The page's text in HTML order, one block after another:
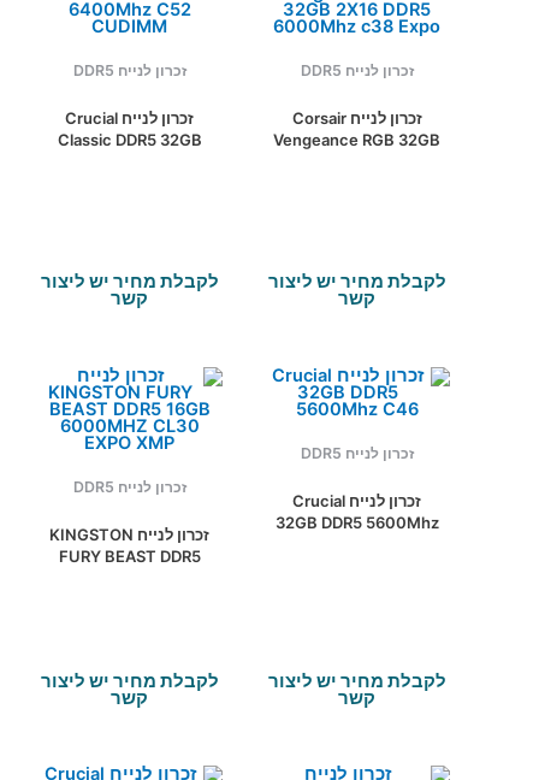
זכרון לנייח DDR5
זכרון לנייח Corsair
Vengeance RGB 32GB
לקבלת מחיר יש ליצור
קשר
זכרון לנייח DDR5
זכרון לנייח Crucial
Classic DDR5 32GB
לקבלת מחיר יש ליצור
קשר
זכרון לנייח DDR5
זכרון לנייח Crucial
32GB DDR5 5600Mhz
לקבלת מחיר יש ליצור
קשר
זכרון לנייח DDR5
זכרון לנייח KINGSTON
FURY BEAST DDR5
לקבלת מחיר יש ליצור
קשר